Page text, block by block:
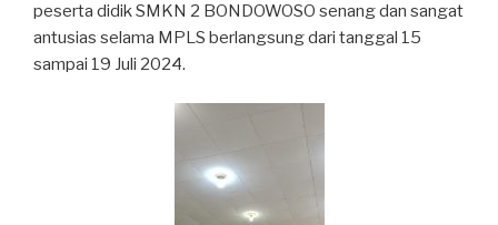
peserta didik SMKN 2 BONDOWOSO senang dan sangat
antusias selama MPLS berlangsung dari tanggal 15
sampai 19 Juli 2024.